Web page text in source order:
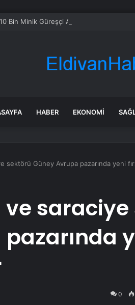
10 Bin Minik Güreşçi Ankara’da Mindere
HABER EKONOMI
sektörü Güney Avrupa pazarında yeni
ve
0